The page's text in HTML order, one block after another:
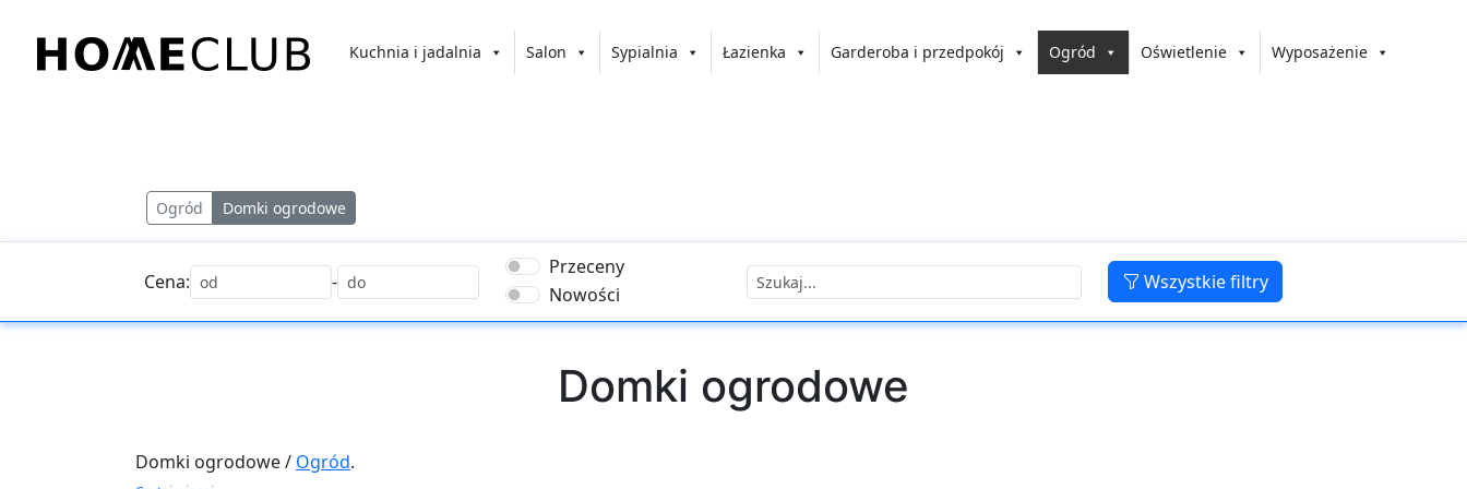
treści
Kuchnia i jadalnia Salon Sypialnia Łazienka Garderoba i przedpokój Ogród Oświetlenie Wyposażenie
Ogród Domki ogrodowe
Cena: -
Przeceny
Nowości
Wszystkie filtry
Domki ogrodowe
Domki ogrodowe / Ogród.